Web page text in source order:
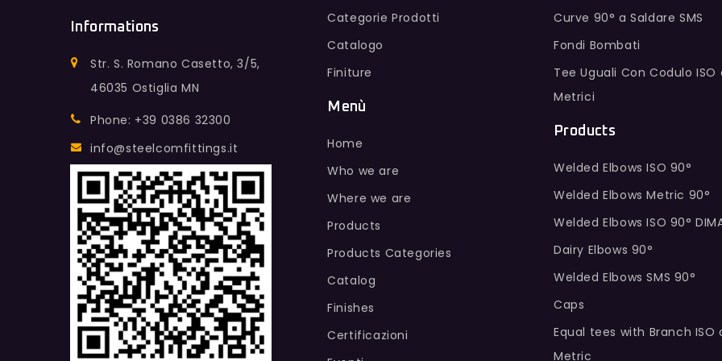
Informations
Str. S. Romano Casetto, 3/5,
46035 Ostiglia MN
Phone: +39 0386 32300
info@steelcomfittings.it
Categorie Prodotti
Catalogo
Finiture
Menù
Home
Who we are
Where we are
Products
Products Categories
Catalog
Finishes
Certificazioni
Curve 90° a Saldare SMS
Fondi Bombati
Tee Uguali Con Codulo ISO
Metrici
Products
Welded Elbows ISO 90°
Welded Elbows Metric 90°
Welded Elbows ISO 90°
Dairy Elbows 90°
Welded Elbows SMS 90°
Caps
Equal tees with Branch ISO
Metric